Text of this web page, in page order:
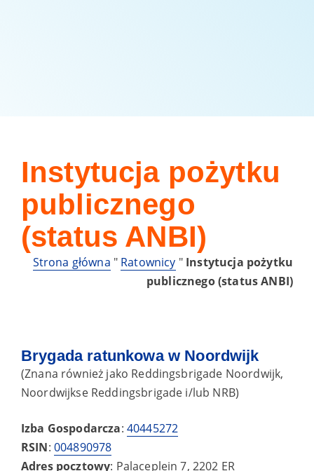
Instytucja pożytku
publicznego
(status ANBI)
Strona główna " Ratownicy " Instytucja pożytku
publicznego (status ANBI)
Brygada ratunkowa w Noordwijk
(Znana również jako Reddingsbrigade Noordwijk,
Noordwijkse Reddingsbrigade i/lub NRB)
Izba Gospodarcza: 40445272
RSIN: 004890978
Adres pocztowy: Palaceplein 7, 2202 ER